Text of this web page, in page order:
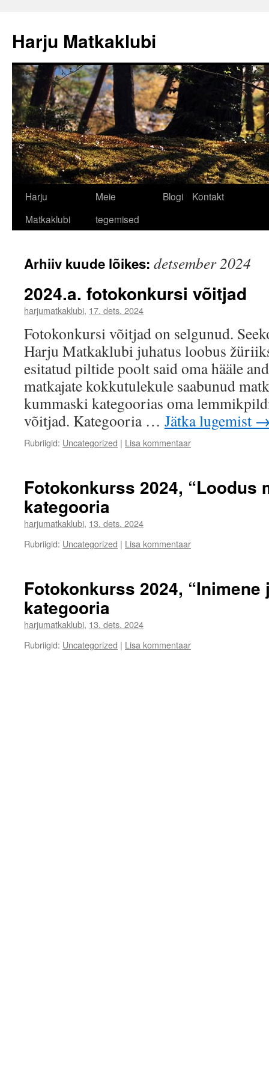
juurde
Harju Matkaklubi
Harju
Matkaklubi
Meie
tegemised
Blogi Kontakt
Arhiiv kuude lõikes: detsember 2024
2024.a. fotokonkursi võitjad
harjumatkaklubi, 17. dets. 2024
Fotokonkursi võitjad on selgunud.
Harju Matkaklubi juhatus loobus
esitatud piltide poolt said oma hääle
matkajate kokkutulekule saabunud
kummaski kategoorias oma
võitjad. Kategooria … Jätka lugemist
Rubriigid: Uncategorized | Lisa kommentaar
Fotokonkurss 2024, “Loodus
kategooria
harjumatkaklubi, 13. dets. 2024
Rubriigid: Uncategorized | Lisa kommentaar
Fotokonkurss 2024, “Inimene
kategooria
harjumatkaklubi, 13. dets. 2024
Rubriigid: Uncategorized | Lisa kommentaar